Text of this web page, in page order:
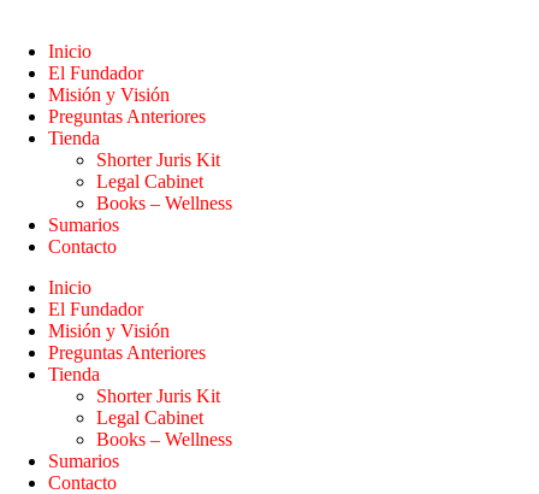
Inicio
El Fundador
Misión y Visión
Preguntas Anteriores
Tienda
Shorter Juris Kit
Legal Cabinet
Books – Wellness
Sumarios
Contacto
Inicio
El Fundador
Misión y Visión
Preguntas Anteriores
Tienda
Shorter Juris Kit
Legal Cabinet
Books – Wellness
Sumarios
Contacto